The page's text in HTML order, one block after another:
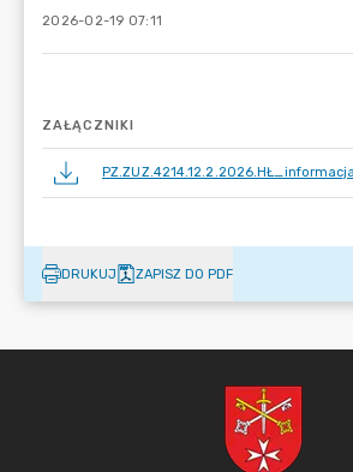
2026-02-19 07:11
ZAŁĄCZNIKI
DRUKUJ ZAPISZ DO PDF